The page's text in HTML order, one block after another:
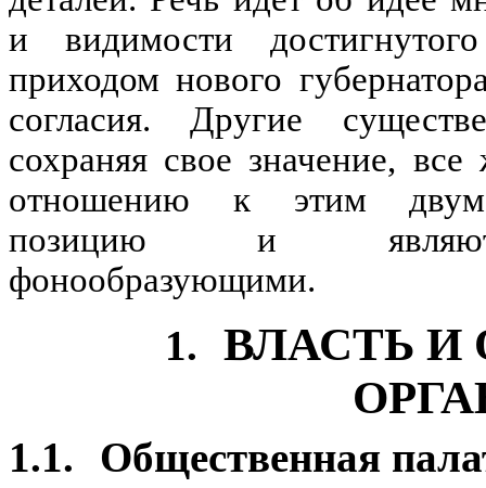
и видимости
приходом нового
согласия. Другие
сохраняя свое значение,
отношению к этим двум
позицию и
фонообразующими.
1.
ВЛАСТЬ
1.1. Общественная